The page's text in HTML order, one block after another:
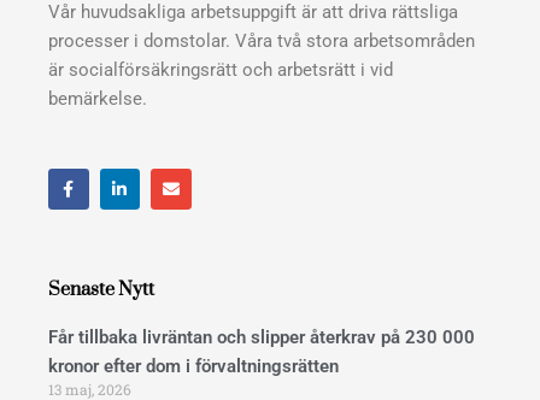
Vår huvudsakliga arbetsuppgift är att driva rättsliga
processer i domstolar. Våra två stora arbetsområden
är socialförsäkringsrätt och arbetsrätt i vid
bemärkelse.
F
a
c
k
L
i
n
i
n
E
n
v
Senaste Nytt
Får tillbaka livräntan och slipper återkrav på 230 000
kronor efter dom i förvaltningsrätten
13 maj, 2026